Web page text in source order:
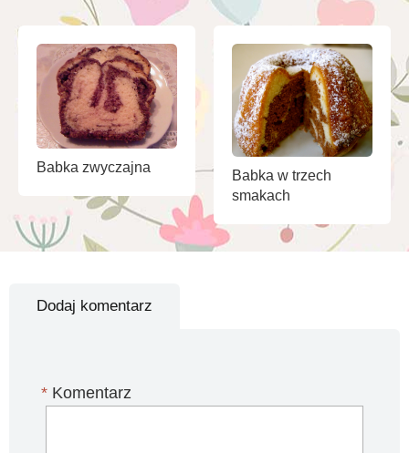
Babka zwyczajna
Babka w trzech
smakach
Dodaj komentarz
Komentarz
*